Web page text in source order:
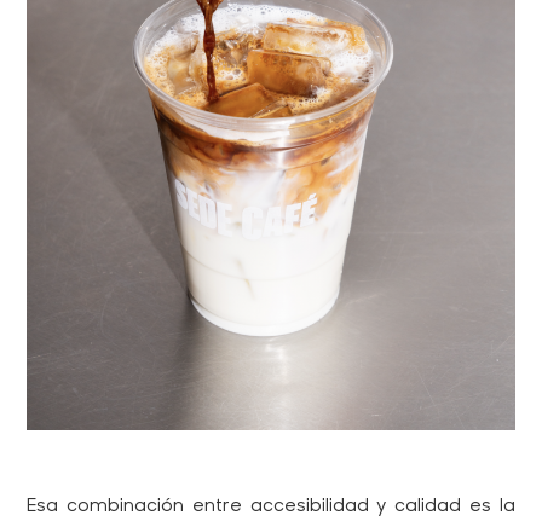
Esa combinación entre accesibilidad y calidad es la